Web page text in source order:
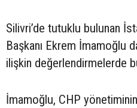
Silivri’de tutuklu bulunan
Başkanı Ekrem İmamoğlu
ilişkin değerlendirmelerde
İmamoğlu, CHP